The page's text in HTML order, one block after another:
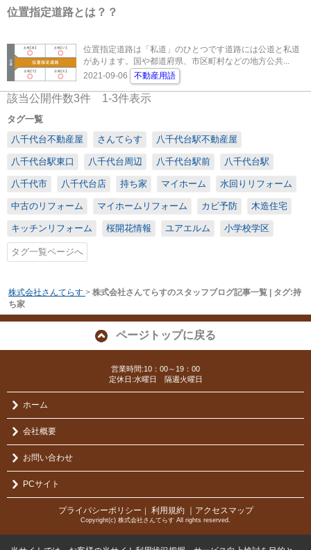
位置指定道路とは？？
位置指定道路は「私道」のひとつです道路には公道と私道
があります。国や都道府県、市区町村などの地方公共...
2021-09-06
不動産用語
該当公開件数3件 1-3件表示
タグ一覧
八千代台不動産屋
さんてらす 八千代台駅不動産屋
八千代台駅東口 八千代台周辺 八千代台駅前 八千代台駅
八千代市 八千代台店 持ち家 マイホーム 水回りリフォーム
中古のリフォーム マイホームリフォーム カビ予防 木造住宅
キッチンリフォーム 桜開花情報 ユアエルム 小学校学区
タグ一覧ページへ
株式会社さんてらす > 株式会社さんてらすのスタッフブログ記事一覧 | タグ:持
ち家
ページトップに戻る
営業時間:10：00～19：00
定休日:水曜日 隔週火曜日
ホーム
会社概要
お問い合わせ
PCサイト
プライバシーポリシー ｜ 利用規約 ｜アクセスマップ
Copyright(c) 株式会社さんてらす All rights reserved.